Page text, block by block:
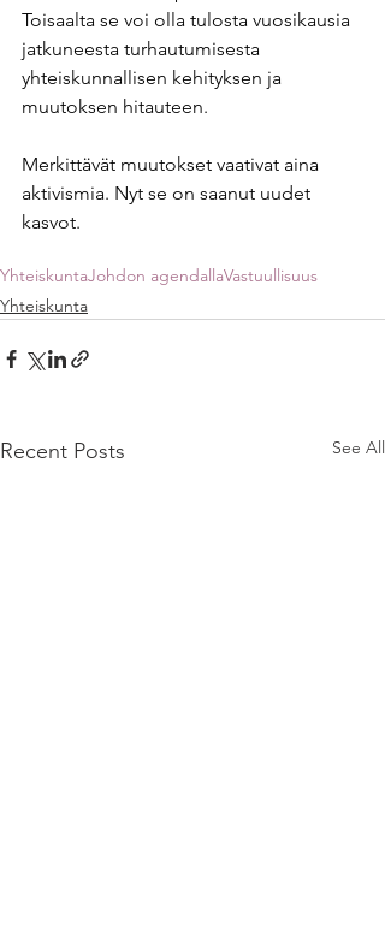
Toisaalta se voi olla tulosta vuosikausia
jatkuneesta turhautumisesta
yhteiskunnallisen kehityksen ja
muutoksen hitauteen.
Merkittävät muutokset vaativat aina
aktivismia. Nyt se on saanut uudet
kasvot.
YhteiskuntaJohdon agendallaVastuullisuus
Yhteiskunta
Recent Posts See All